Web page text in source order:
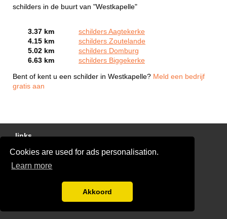
Cookies are used for ads personalisation.
Learn more
Akkoord
schilders in de buurt van "Westkapelle"
3.37 km
schilders Aagtekerke
4.15 km
schilders Zoutelande
5.02 km
schilders Domburg
6.63 km
schilders Biggekerke
Bent of kent u een schilder in Westkapelle? Meld een bedrijf
gratis aan
links
Gratis Schilder Offertes Vergelijken
glaszetter-nu.nl